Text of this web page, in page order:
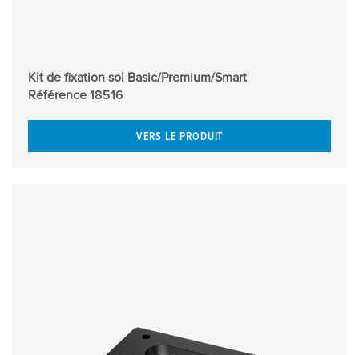
Kit de fixation sol Basic/Premium/Smart
Référence 18516
VERS LE PRODUIT